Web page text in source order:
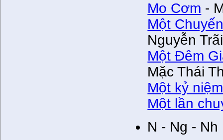
Mo Cơm -
Một
Nguyễn Trãi
Một Đêm
Mặc Thái
Một kỷ
Một lần
N - Ng - Nh